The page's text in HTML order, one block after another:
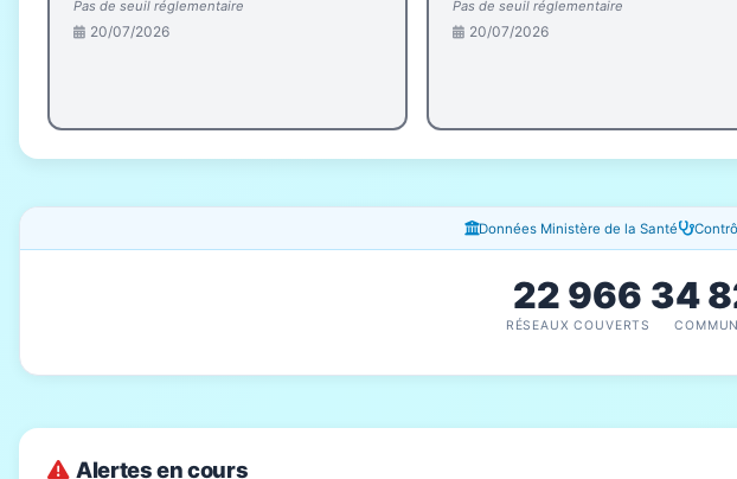
Pas de seuil réglementaire
20/07/2026
Pas de seuil réglementaire
20/07/2026
Fenêtres d'information Données Ministère de la Santé
22 966
RÉSEAUX COUVERTS
34
Alertes en cours